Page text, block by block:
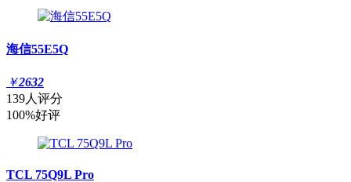
海信55E5Q
￥2632
139人评分
100%好评
TCL 75Q9L Pro